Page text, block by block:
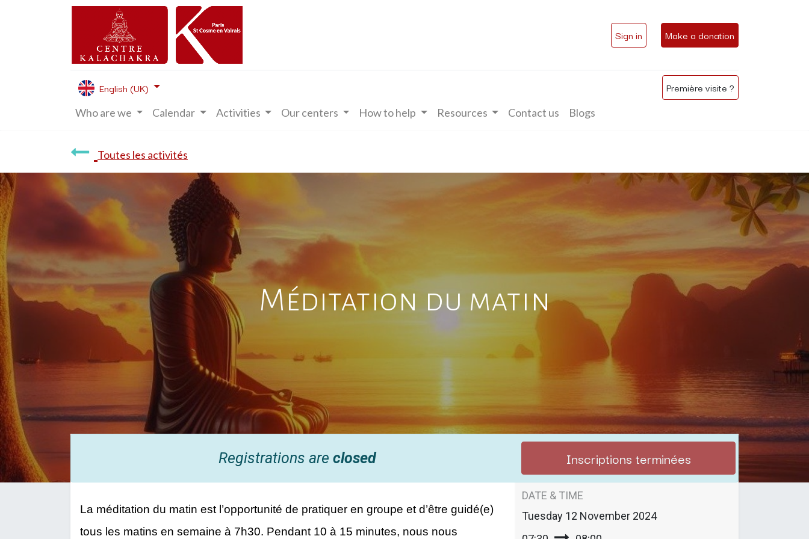
Sign in Make a donation
English (UK) Première visite ?
Who are we Calendar Activities Our centers How to help Resources Contact us Blogs
Toutes les activités
Méditation du matin
Registrations are closed Inscriptions terminées
La méditation du matin est l’opportunité de pratiquer en groupe et d’être guidé(e)
tous les matins en semaine à 7h30. Pendant 10 à 15 minutes, nous nous
DATE & TIME
Tuesday 12 November 2024